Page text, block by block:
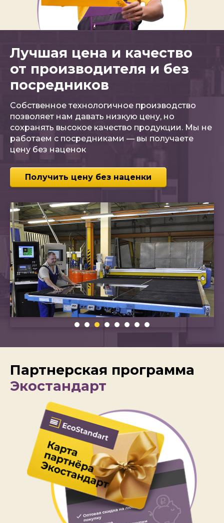
Лучшая цена и качество
от производителя и без
посредников
Собственное технологичное производство
позволяет нам давать низкую цену, но
сохранять высокое качество продукции. Мы не
работаем с посредниками — вы получаете
цену без наценок
Получить цену без наценки
Партнерская программа
Экостандарт